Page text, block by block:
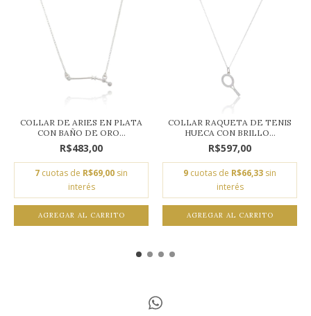
COLLAR DE ARIES EN PLATA
CON BAÑO DE ORO...
R$483,00
7 cuotas de R$69,00 sin
interés
AGREGAR AL CARRITO
COLLAR RAQUETA DE TENIS
HUECA CON BRILLO...
R$597,00
9 cuotas de R$66,33 sin
interés
AGREGAR AL CARRITO